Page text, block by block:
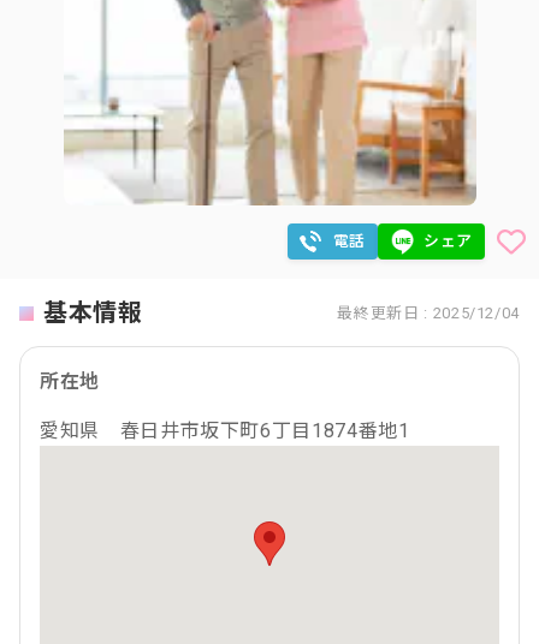
電話 シェア
基本情報 最終更新日 : 2025/12/04
所在地
愛知県 春日井市坂下町6丁目1874番地1